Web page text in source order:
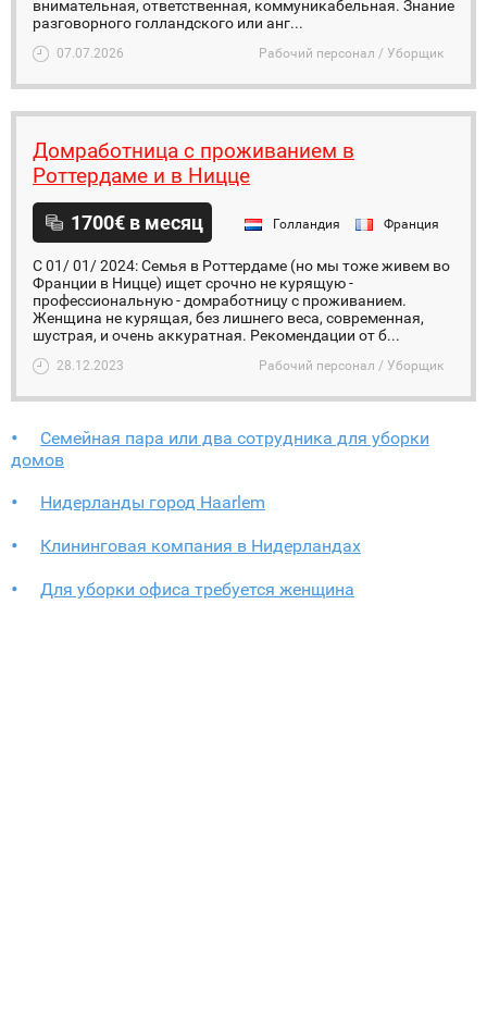
внимательная, ответственная, коммуникабельная. Знание
разговорного голландского или анг...
07.07.2026 Рабочий персонал / Уборщик
Домработница с проживанием в
Роттердаме и в Ницце
1700€ в месяц Голландия Франция
С 01/ 01/ 2024: Семья в Роттердаме (но мы тоже живем во
Франции в Ницце) ищет срочно не курящую -
профессиональную - домработницу с проживанием.
Женщина не курящая, без лишнего веса, современная,
шустрая, и очень аккуратная. Рекомендации от б...
28.12.2023 Рабочий персонал / Уборщик
Семейная пара или два сотрудника для уборки
домов
Нидерланды город Haarlem
Клининговая компания в Нидерландах
Для уборки офиса требуется женщина